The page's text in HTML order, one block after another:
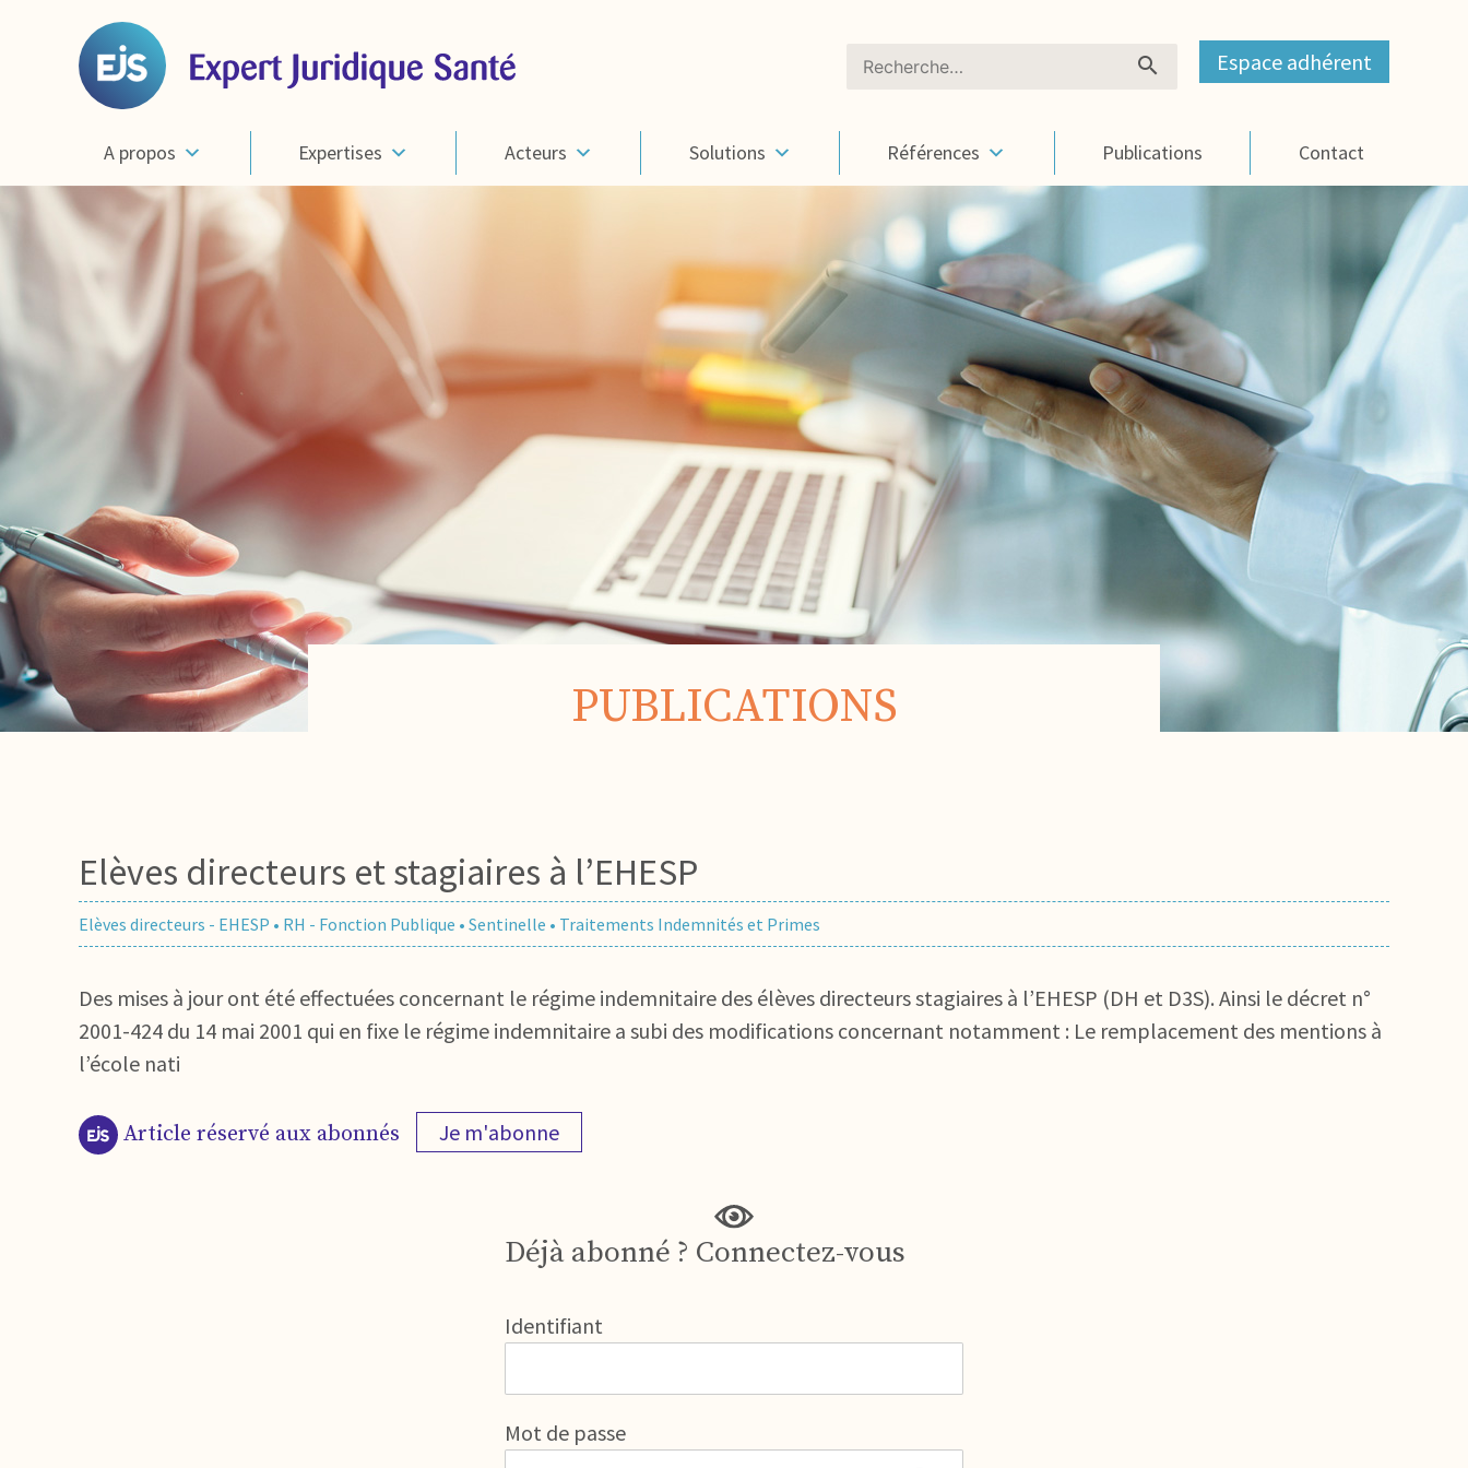
Rechercher : Espace adhérent
A propos Expertises Acteurs Solutions Références Publications Contact
PUBLICATIONS
Elèves directeurs et stagiaires à l’EHESP
Elèves directeurs - EHESP • RH - Fonction Publique • Sentinelle • Traitements Indemnités et Primes
Des mises à jour ont été effectuées concernant le régime indemnitaire des élèves directeurs stagiaires à l’EHESP (DH et D3S). Ainsi le décret n°
2001-424 du 14 mai 2001 qui en fixe le régime indemnitaire a subi des modifications concernant notamment : Le remplacement des mentions à
l’école nati
Article réservé aux abonnés Je m'abonne
Déjà abonné ? Connectez-vous
Identifiant
Mot de passe